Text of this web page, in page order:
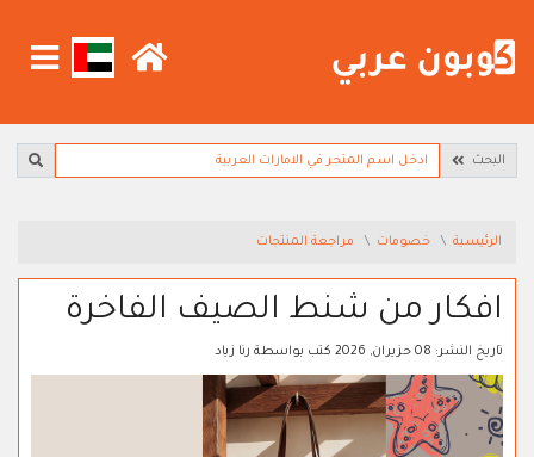
البحث
الرئيسية خصومات مراجعة المنتجات
افكار من شنط الصيف الفاخرة
تاريخ النشر: 08 حزيران, 2026 كتب بواسطة رنا زياد